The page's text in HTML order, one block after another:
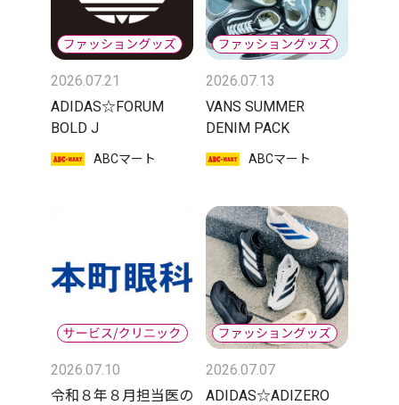
2026.07.21
ADIDAS☆FORUM
BOLD J
ABCマート
2026.07.13
VANS SUMMER
DENIM PACK
ABCマート
2026.07.10
令和８年８月担当医の
2026.07.07
ADIDAS☆ADIZERO